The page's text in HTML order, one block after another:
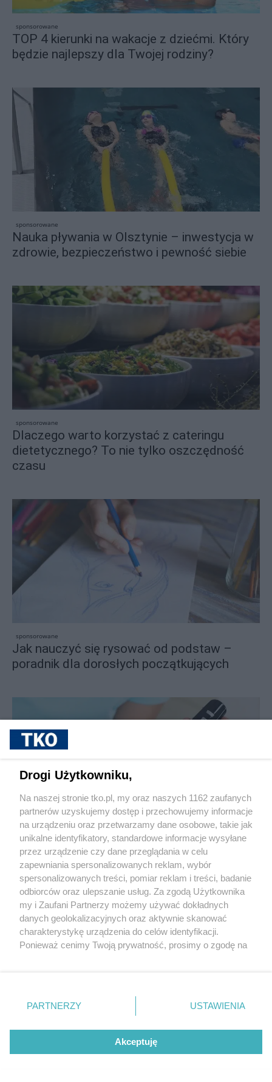
sponsorowane
TOP 4 kierunki na wakacje z dziećmi. Który
będzie najlepszy dla Twojej rodziny?
sponsorowane
Nauka pływania w Olsztynie – inwestycja w
zdrowie, bezpieczeństwo i pewność siebie
sponsorowane
Dlaczego warto korzystać z cateringu
dietetycznego? To nie tylko oszczędność
czasu
sponsorowane
Jak nauczyć się rysować od podstaw –
poradnik dla dorosłych początkujących
sponsorowane
Cukrzyca – cicha epidemia, która
przyspiesza. Nowe wyzwania, nowe
możliwości leczenia i rosnąca rola
profilaktyki
Pokaż więcej
Archiwum artykułów
Drogi Użytkowniku,
Na naszej stronie tko.pl, my oraz naszych 1162 zaufanych
partnerów uzyskujemy dostęp i przechowujemy informacje
na urządzeniu oraz przetwarzamy dane osobowe, takie jak
unikalne identyfikatory, standardowe informacje wysyłane
przez urządzenie czy dane przeglądania w celu
zapewniania spersonalizowanych reklam, wybór
spersonalizowanych treści, pomiar reklam i treści, badanie
odbiorców oraz ulepszanie usług. Za zgodą Użytkownika
my i Zaufani Partnerzy możemy używać dokładnych
danych geolokalizacyjnych oraz aktywnie skanować
charakterystykę urządzenia do celów identyfikacji.
Ponieważ cenimy Twoją prywatność, prosimy o zgodę na
znajdujący się w lewym dolnym rogu strony
. Niektóre
rodzaje przetwarzania danych nie wymagają zgody
użytkownika, ale masz prawo sprzeciwić się takiemu
przetwarzaniu. Preferencje będą miały zastosowania tylko
na tej witrynie.
PARTNERZY USTAWIENIA
Akceptuję